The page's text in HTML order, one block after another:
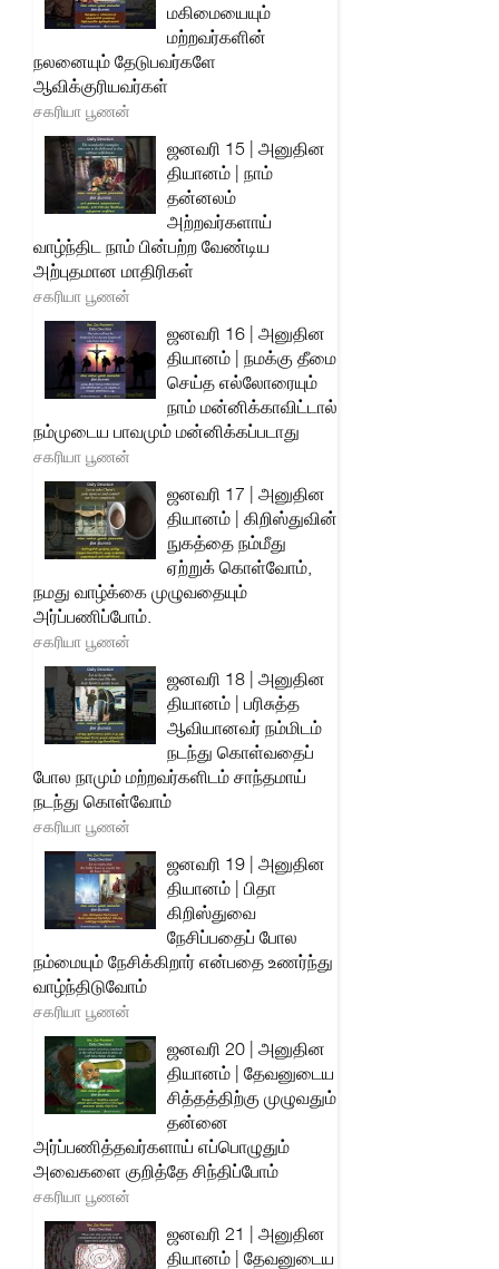
மகிமையையும்
மற்றவர்களின்
நலனையும் தேடுபவர்களே
ஆவிக்குரியவர்கள்
சகரியா பூணன்
ஜனவரி 15 | அனுதின
தியானம் | நாம்
தன்னலம்
அற்றவர்களாய்
வாழ்ந்திட நாம் பின்பற்ற வேண்டிய
அற்புதமான மாதிரிகள்
சகரியா பூணன்
ஜனவரி 16 | அனுதின
தியானம் | நமக்கு தீமை
செய்த எல்லோரையும்
நாம் மன்னிக்காவிட்டால்
நம்முடைய பாவமும் மன்னிக்கப்படாது
சகரியா பூணன்
ஜனவரி 17 | அனுதின
தியானம் | கிறிஸ்துவின்
நுகத்தை நம்மீது
ஏற்றுக் கொள்வோம்,
நமது வாழ்க்கை முழுவதையும்
அர்ப்பணிப்போம்.
சகரியா பூணன்
ஜனவரி 18 | அனுதின
தியானம் | பரிசுத்த
ஆவியானவர் நம்மிடம்
நடந்து கொள்வதைப்
போல நாமும் மற்றவர்களிடம் சாந்தமாய்
நடந்து கொள்வோம்
சகரியா பூணன்
ஜனவரி 19 | அனுதின
தியானம் | பிதா
கிறிஸ்துவை
நேசிப்பதைப் போல
நம்மையும் நேசிக்கிறார் என்பதை உணர்ந்து
வாழ்ந்திடுவோம்
சகரியா பூணன்
ஜனவரி 20 | அனுதின
தியானம் | தேவனுடைய
சித்தத்திற்கு முழுவதும்
தன்னை
அர்ப்பணித்தவர்களாய் எப்பொழுதும்
அவைகளை குறித்தே சிந்திப்போம்
சகரியா பூணன்
ஜனவரி 21 | அனுதின
தியானம் | தேவனுடைய